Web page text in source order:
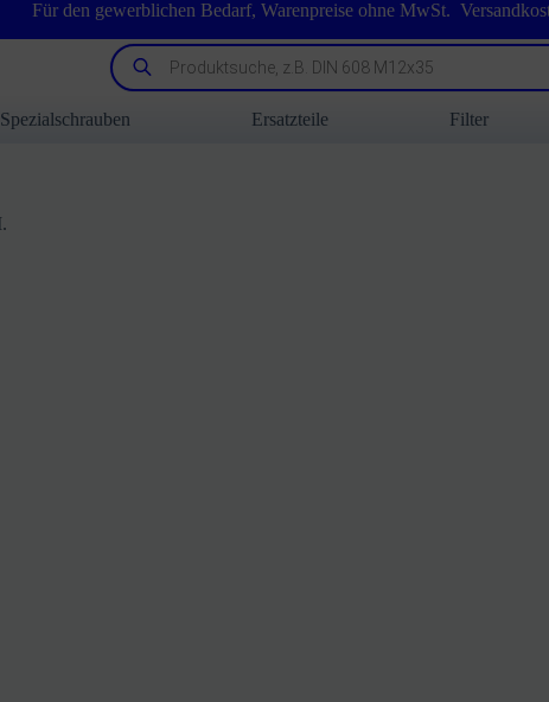
Für den gewerblichen Bedarf, Warenpreise ohne MwSt.
Products
search
Spezialschrauben Ersatzteile Filter